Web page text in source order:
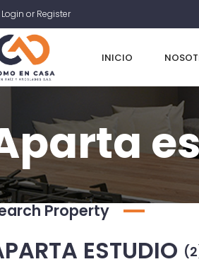
Login or Register
INICIO
Property
ESTUDIO